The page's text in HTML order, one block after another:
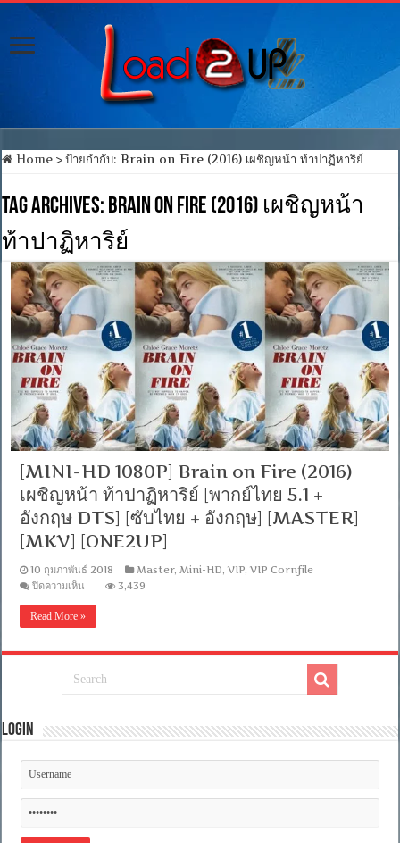
Home > ป้ายกำกับ:Brain on Fire (2016) เผชิญหน้า ท้าปาฏิหาริย์
Tag Archives: Brain on Fire (2016) เผชิญหน้า
ท้าปาฏิหาริย์
[MINI-HD 1080P] Brain on Fire (2016)
เผชิญหน้า ท้าปาฏิหาริย์ [พากย์ไทย 5.1 +
อังกฤษ DTS] [ซับไทย + อังกฤษ] [MASTER]
[MKV] [ONE2UP]
10 กุมภาพันธ์ 2018 Master, Mini-HD,VIP,VIP Cornfile
ปิดความเห็น
1080P]
on
(2016)
ปาฏิหาริย์
[ซับ
3,439
Read More »
Login